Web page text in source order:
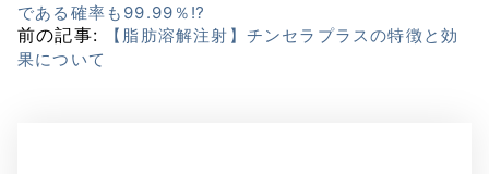
である確率も99.99％⁉
前の記事:
【脂肪溶解注射】チンセラプラスの特徴と効
果について